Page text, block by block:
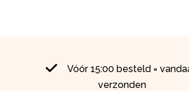
Vóór 15:00 besteld =
verzonden